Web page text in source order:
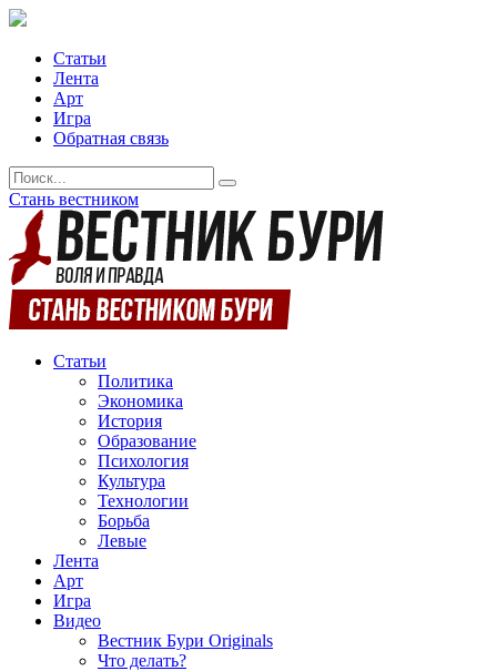
Статьи
Лента
Арт
Игра
Обратная связь
Стань вестником
Статьи
Политика
Экономика
История
Образование
Психология
Культура
Технологии
Борьба
Левые
Лента
Арт
Игра
Видео
Вестник Бури Originals
Что делать?